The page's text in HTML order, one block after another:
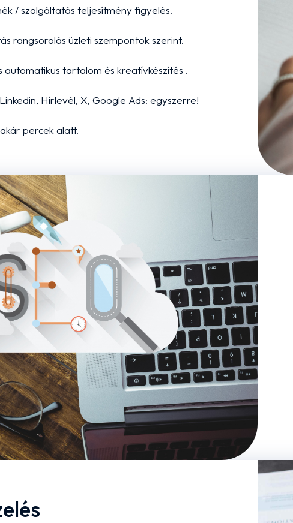
/ szolgáltatás teljesítmény figyelés.
rangsorolás üzleti szempontok szerint.
automatikus tartalom és kreatívkészítés .
Hírlevél, X, Google Ads: egyszerre!
percek alatt.